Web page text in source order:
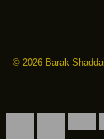
© 2026 Barak